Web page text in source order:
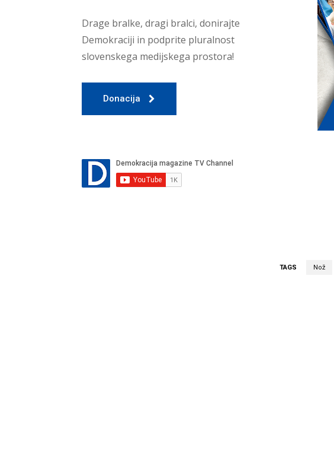
Drage bralke, dragi bralci, donirajte
Demokraciji in podprite pluralnost
slovenskega medijskega prostora!
Donacija
TAGS Nož